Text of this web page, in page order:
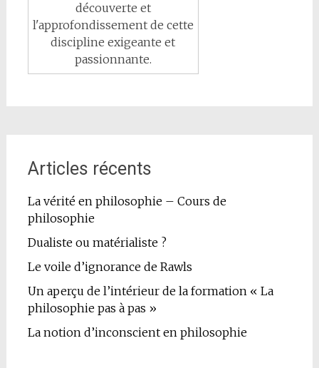
découverte et
l'approfondissement de cette
discipline exigeante et
passionnante.
Articles récents
La vérité en philosophie – Cours de
philosophie
Dualiste ou matérialiste ?
Le voile d’ignorance de Rawls
Un aperçu de l’intérieur de la formation « La
philosophie pas à pas »
La notion d’inconscient en philosophie